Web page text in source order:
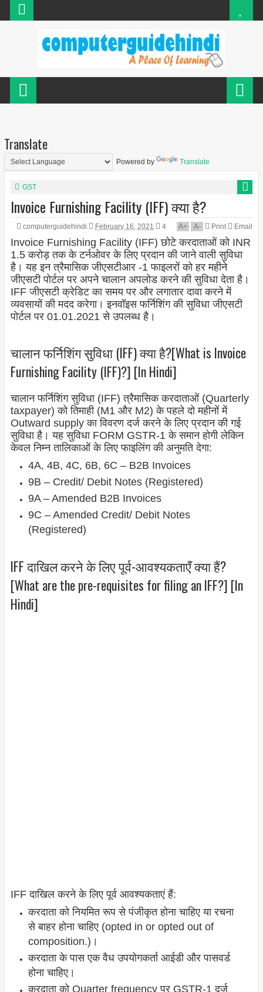
Translate
Powered by Translate
GST
Invoice Furnishing Facility (IFF) क्या है?
computerguidehindi February 16, 2021 4 A+ A- Print Email
Invoice Furnishing Facility (IFF) छोटे करदाताओं को INR
1.5 करोड़ तक के टर्नओवर के लिए प्रदान की जाने वाली सुविधा
है। यह इन त्रैमासिक जीएसटीआर -1 फाइलरों को हर महीने
जीएसटी पोर्टल पर अपने चालान अपलोड करने की सुविधा देता है।
IFF जीएसटी क्रेडिट का समय पर और लगातार दावा करने में
व्यवसायों की मदद करेगा। इनवॉइस फर्निशिंग की सुविधा जीएसटी
पोर्टल पर 01.01.2021 से उपलब्ध है।
चालान फर्निशिंग सुविधा (IFF) क्या है?[What is Invoice
Furnishing Facility (IFF)?] [In Hindi]
चालान फर्निशिंग सुविधा (IFF) त्रैमासिक करदाताओं (Quarterly
taxpayer) को तिमाही (M1 और M2) के पहले दो महीनों में
Outward supply का विवरण दर्ज करने के लिए प्रदान की गई
सुविधा है। यह सुविधा FORM GSTR-1 के समान होगी लेकिन
केवल निम्न तालिकाओं के लिए फाइलिंग की अनुमति देगा:
4A, 4B, 4C, 6B, 6C – B2B Invoices
9B – Credit/ Debit Notes (Registered)
9A – Amended B2B Invoices
9C – Amended Credit/ Debit Notes
(Registered)
IFF दाखिल करने के लिए पूर्व-आवश्यकताएँ क्या हैं?
[What are the pre-requisites for filing an IFF?] [In
Hindi]
IFF दाखिल करने के लिए पूर्व आवश्यकताएं हैं:
करदाता को नियमित रूप से पंजीकृत होना चाहिए या रचना
से बाहर होना चाहिए (opted in or opted out of
composition.)।
करदाता के पास एक वैध उपयोगकर्ता आईडी और पासवर्ड
होना चाहिए।
करदाता को Quarter frequency पर GSTR-1 दर्ज